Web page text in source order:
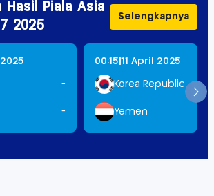
Hasil Piala Asia
2025
Selengkapnya
-
-
00:15 11 April 2025
Korea Republic
Yemen